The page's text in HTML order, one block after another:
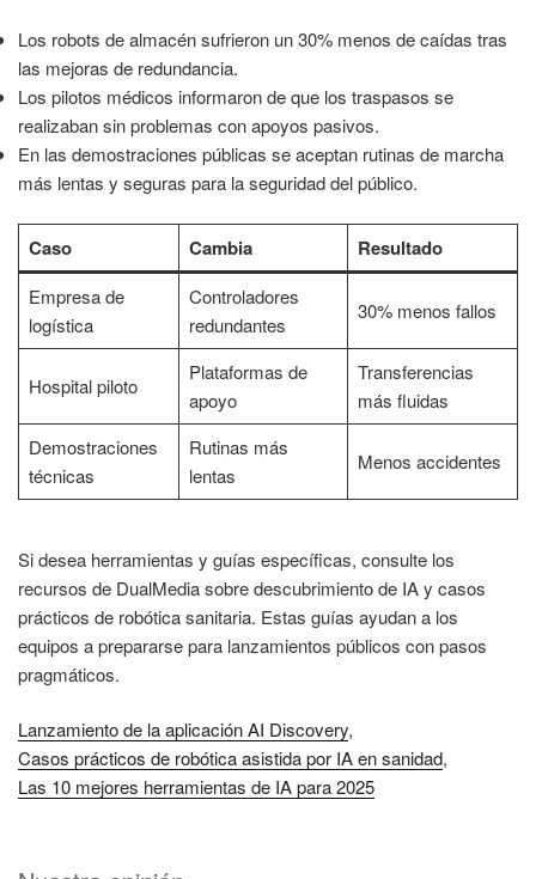
Los robots de almacén sufrieron un 30% menos de caídas tras
las mejoras de redundancia.
Los pilotos médicos informaron de que los traspasos se
realizaban sin problemas con apoyos pasivos.
En las demostraciones públicas se aceptan rutinas de marcha
más lentas y seguras para la seguridad del público.
Caso Cambia Resultado
Empresa de
logística
Controladores
redundantes
30% menos fallos
Hospital piloto
Plataformas de
apoyo
Transferencias
más fluidas
Demostraciones
técnicas
Rutinas más
lentas
Menos accidentes
Si desea herramientas y guías específicas, consulte los
recursos de DualMedia sobre descubrimiento de IA y casos
prácticos de robótica sanitaria. Estas guías ayudan a los
equipos a prepararse para lanzamientos públicos con pasos
pragmáticos.
Lanzamiento de la aplicación AI Discovery,
Casos prácticos de robótica asistida por IA en sanidad,
Las 10 mejores herramientas de IA para 2025